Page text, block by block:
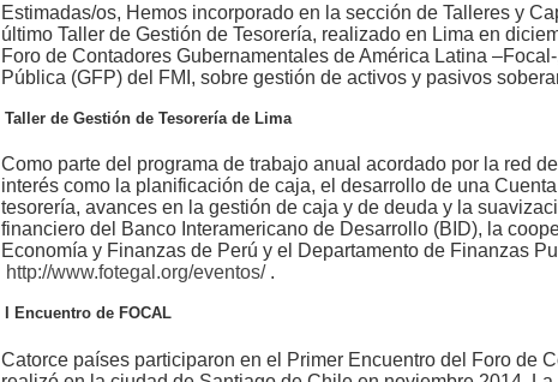
Estimadas/os, Hemos incorporado en la sección de Talleres y
último Taller de Gestión de Tesorería, realizado en Lima en
Foro de Contadores Gubernamentales de América Latina
Pública (GFP) del FMI, sobre gestión de activos y pasivos
Taller de Gestión de Tesorería de Lima
Como parte del programa de trabajo anual acordado por la red
interés como la planificación de caja, el desarrollo de una
tesorería, avances en la gestión de caja y de deuda y la
financiero del Banco Interamericano de Desarrollo (BID), la
Economía y Finanzas de Perú y el Departamento de Finanzas
http://www.fotegal.org/eventos/ .
I Encuentro de FOCAL
Catorce países participaron en el Primer Encuentro del Foro de